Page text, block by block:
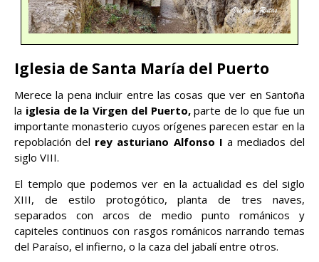
Iglesia de Santa María del Puerto
Merece la pena incluir entre las cosas que ver en Santoña
la iglesia de la Virgen del Puerto,parte de lo que fue un
importante monasterio cuyos orígenes parecen estar en la
repoblación del rey asturiano Alfonso I a mediados del
siglo VIII.
El templo que podemos ver en la actualidad es del siglo
XIII, de estilo protogótico, planta de tres naves,
separados con arcos de medio punto románicos y
capiteles continuos con rasgos románicos narrando temas
del Paraíso, el infierno, o la caza del jabalí entre otros.